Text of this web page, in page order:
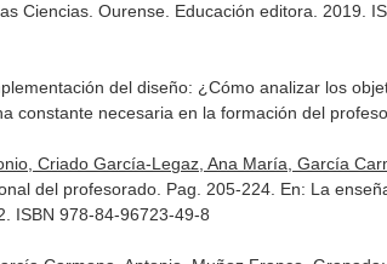
Ciencias . Ourense. Educación editora. 2019.
del diseño: ¿Cómo analizar los
constante necesaria en la formación del
Criado García-Legaz, Ana María, García
del profesorado. Pag. 205-224. En: La
ISBN 978-84-96723-49-8